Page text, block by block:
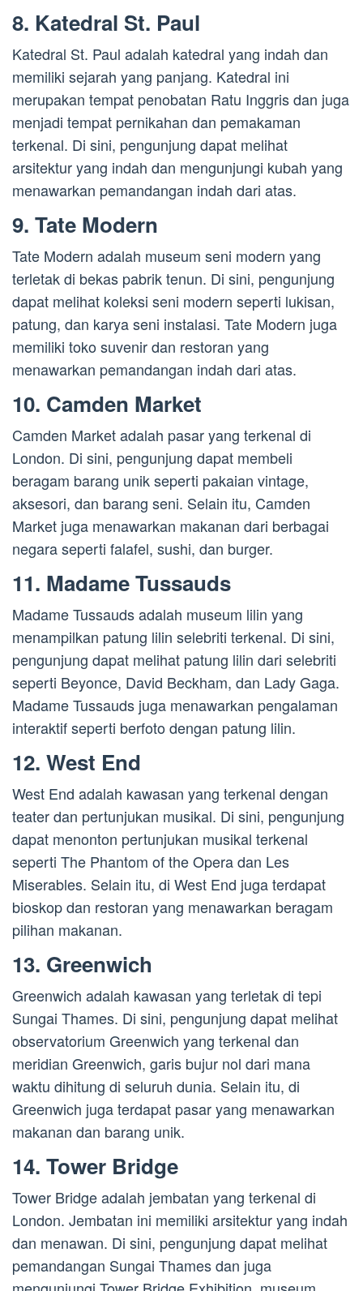
8. Katedral St. Paul
Katedral St. Paul adalah katedral yang indah dan
memiliki sejarah yang panjang. Katedral ini
merupakan tempat penobatan Ratu Inggris dan juga
menjadi tempat pernikahan dan pemakaman
terkenal. Di sini, pengunjung dapat melihat
arsitektur yang indah dan mengunjungi kubah yang
menawarkan pemandangan indah dari atas.
9. Tate Modern
Tate Modern adalah museum seni modern yang
terletak di bekas pabrik tenun. Di sini, pengunjung
dapat melihat koleksi seni modern seperti lukisan,
patung, dan karya seni instalasi. Tate Modern juga
memiliki toko suvenir dan restoran yang
menawarkan pemandangan indah dari atas.
10. Camden Market
Camden Market adalah pasar yang terkenal di
London. Di sini, pengunjung dapat membeli
beragam barang unik seperti pakaian vintage,
aksesori, dan barang seni. Selain itu, Camden
Market juga menawarkan makanan dari berbagai
negara seperti falafel, sushi, dan burger.
11. Madame Tussauds
Madame Tussauds adalah museum lilin yang
menampilkan patung lilin selebriti terkenal. Di sini,
pengunjung dapat melihat patung lilin dari selebriti
seperti Beyonce, David Beckham, dan Lady Gaga.
Madame Tussauds juga menawarkan pengalaman
interaktif seperti berfoto dengan patung lilin.
12. West End
West End adalah kawasan yang terkenal dengan
teater dan pertunjukan musikal. Di sini, pengunjung
dapat menonton pertunjukan musikal terkenal
seperti The Phantom of the Opera dan Les
Miserables. Selain itu, di West End juga terdapat
bioskop dan restoran yang menawarkan beragam
pilihan makanan.
13. Greenwich
Greenwich adalah kawasan yang terletak di tepi
Sungai Thames. Di sini, pengunjung dapat melihat
observatorium Greenwich yang terkenal dan
meridian Greenwich, garis bujur nol dari mana
waktu dihitung di seluruh dunia. Selain itu, di
Greenwich juga terdapat pasar yang menawarkan
makanan dan barang unik.
14. Tower Bridge
Tower Bridge adalah jembatan yang terkenal di
London. Jembatan ini memiliki arsitektur yang indah
dan menawan. Di sini, pengunjung dapat melihat
pemandangan Sungai Thames dan juga